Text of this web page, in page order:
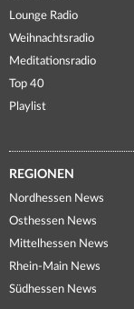
Lounge Radio
Weihnachtsradio
Meditationsradio
Top 40
Playlist
REGIONEN
Nordhessen News
Osthessen News
Mittelhessen News
Rhein-Main News
Südhessen News